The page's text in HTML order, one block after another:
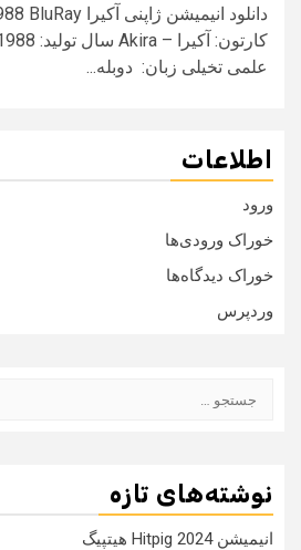
علمی تخیلی زبان: دوبله...
اطلاعات
ورود
خوراک ورودی‌ها
خوراک دیدگاه‌ها
وردپرس
نوشته‌های تازه
انیمیشن Hitpig 2024 هیتپیگ